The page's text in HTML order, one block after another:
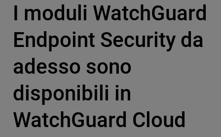
I moduli WatchGuard
Endpoint Security da
adesso sono
disponibili in
WatchGuard Cloud